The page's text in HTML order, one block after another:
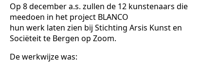
Op 8 december a.s. zullen de 12 kunstenaars die
meedoen in het project BLANCO
hun werk laten zien bij Stichting Arsis Kunst en
Sociëteit te Bergen op Zoom.
De werkwijze was: